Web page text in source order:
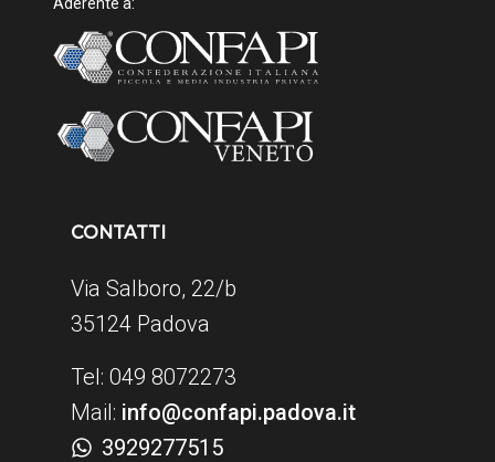
CONTATTI
Via Salboro, 22/b
35124 Padova
Tel: 049 8072273
Mail: info@confapi.padova.it
3929277515